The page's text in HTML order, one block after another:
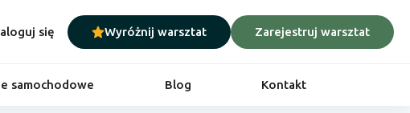
się Wyróżnij warsztat Zarejestruj warsztat
samochodowe Blog Kontakt